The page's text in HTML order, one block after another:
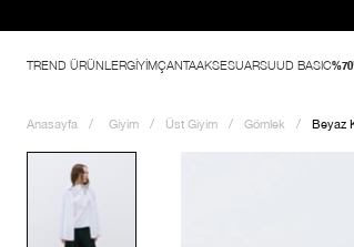
TREND ÜRÜNLERGİYİMÇANTAAKSESUARSUUD BASIC
Anasayfa Giyim Üst Giyim Gömlek Beyaz